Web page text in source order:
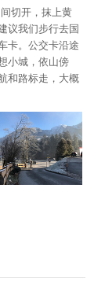
切开，抹上黄
议我们步行去国
卡。公交卡沿途
小城，依山傍
和路标走，大概
累。 开车来的
国王湖informatio
纳峰。 我们顺着
方。 船票往返15
卡，去超市就算
片卡或带有快速
船里面非常温
璃窗上会起雾，
快关上就行了。
照！ 冬天早上雾
的时候，船员会
给点儿就行了。